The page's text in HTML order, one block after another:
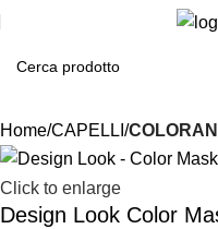
Home CAPELLI
Click to enlarge
Design Look Color